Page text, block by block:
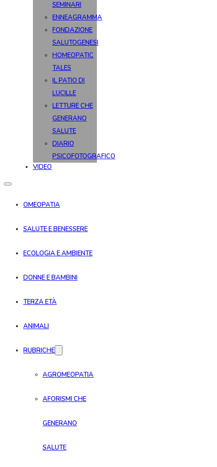
SEMINARI
ENNEAGRAMMA
FONDAZIONE
SALUTOGENESI
HOMEOPATIC
TALES
IL PATIO DI
LUCILLE
LETTURE CHE
GENERANO
SALUTE
DIARIO
PSICOFOTOGRAFICO
VIDEO
OMEOPATIA
SALUTE E BENESSERE
ECOLOGIA E AMBIENTE
DONNE E BAMBINI
TERZA ETÀ
ANIMALI
RUBRICHE
AGROMEOPATIA
AFORISMI CHE
GENERANO
SALUTE